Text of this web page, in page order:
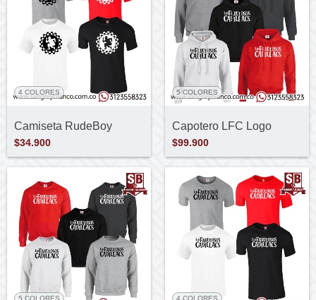
4 COLORES
Camiseta RudeBoy
$34.900
5 COLORES
Capotero LFC Logo
$99.900
5 COLORES 4 COLORES